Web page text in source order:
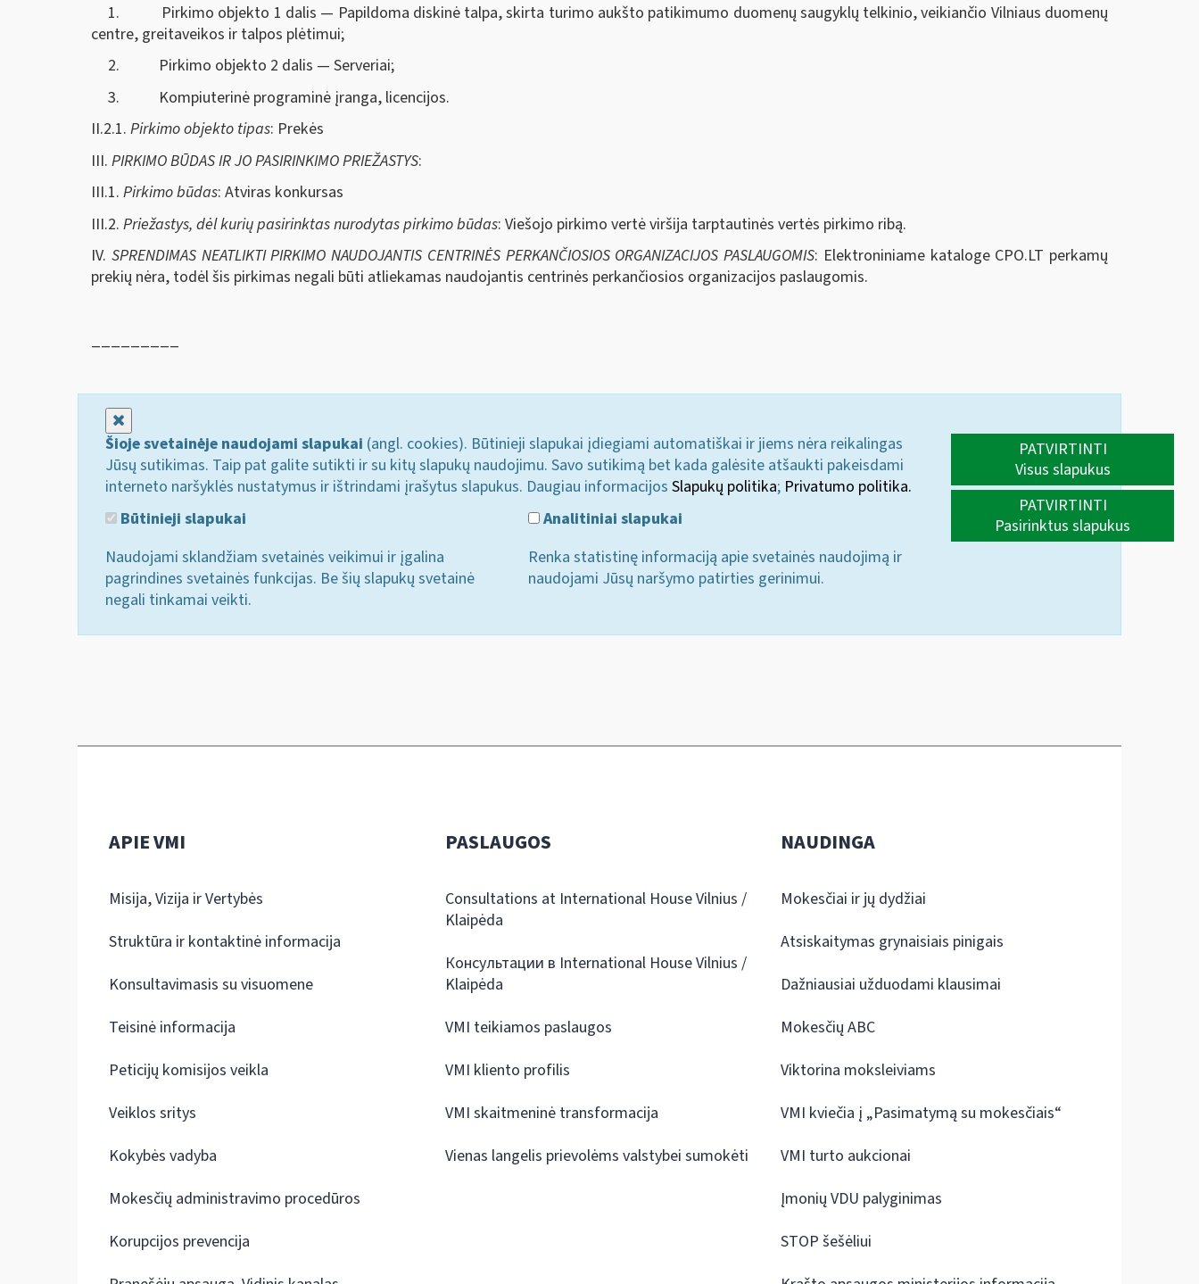
1. Pirkimo objekto 1 dalis — Papildoma diskinė talpa, skirta turimo aukšto patikimumo duomenų saugyklų telkinio, veikiančio Vilniaus duomenų
centre, greitaveikos ir talpos plėtimui;
2. Pirkimo objekto 2 dalis — Serveriai;
3. Kompiuterinė programinė įranga, licencijos.
II.2.1. Pirkimo objekto tipas: Prekės
III. PIRKIMO BŪDAS IR JO PASIRINKIMO PRIEŽASTYS:
III.1. Pirkimo būdas: Atviras konkursas
III.2. Priežastys, dėl kurių pasirinktas nurodytas pirkimo būdas: Viešojo pirkimo vertė viršija tarptautinės vertės pirkimo ribą.
IV. SPRENDIMAS NEATLIKTI PIRKIMO NAUDOJANTIS CENTRINĖS PERKANČIOSIOS ORGANIZACIJOS PASLAUGOMIS: Elektroniniame kataloge CPO.LT perkamų
prekių nėra, todėl šis pirkimas negali būti atliekamas naudojantis centrinės perkančiosios organizacijos paslaugomis.
_________
Šioje svetainėje naudojami slapukai (angl. cookies). Būtinieji slapukai įdiegiami automatiškai ir jiems nėra reikalingas
Jūsų sutikimas. Taip pat galite sutikti ir su kitų slapukų naudojimu. Savo sutikimą bet kada galėsite atšaukti pakeisdami
interneto naršyklės nustatymus ir ištrindami įrašytus slapukus. Daugiau informacijos Slapukų politika; Privatumo politika.
Būtinieji slapukai
Naudojami sklandžiam svetainės veikimui ir įgalina
pagrindines svetainės funkcijas. Be šių slapukų svetainė
negali tinkamai veikti.
Analitiniai slapukai
Renka statistinę informaciją apie svetainės naudojimą ir
naudojami Jūsų naršymo patirties gerinimui.
PATVIRTINTI
Visus slapukus
PATVIRTINTI
Pasirinktus slapukus
APIE VMI
Misija, Vizija ir Vertybės
Struktūra ir kontaktinė informacija
Konsultavimasis su visuomene
Teisinė informacija
Peticijų komisijos veikla
Veiklos sritys
Kokybės vadyba
Mokesčių administravimo procedūros
Korupcijos prevencija
PASLAUGOS
Consultations at International House Vilnius /
Klaipėda
Консультации в International House Vilnius /
Klaipėda
VMI teikiamos paslaugos
VMI kliento profilis
VMI skaitmeninė transformacija
Vienas langelis prievolėms valstybei sumokėti
NAUDINGA
Mokesčiai ir jų dydžiai
Atsiskaitymas grynaisiais pinigais
Dažniausiai užduodami klausimai
Mokesčių ABC
Viktorina moksleiviams
VMI kviečia į „Pasimatymą su mokesčiais“
VMI turto aukcionai
Įmonių VDU palyginimas
STOP šešėliui